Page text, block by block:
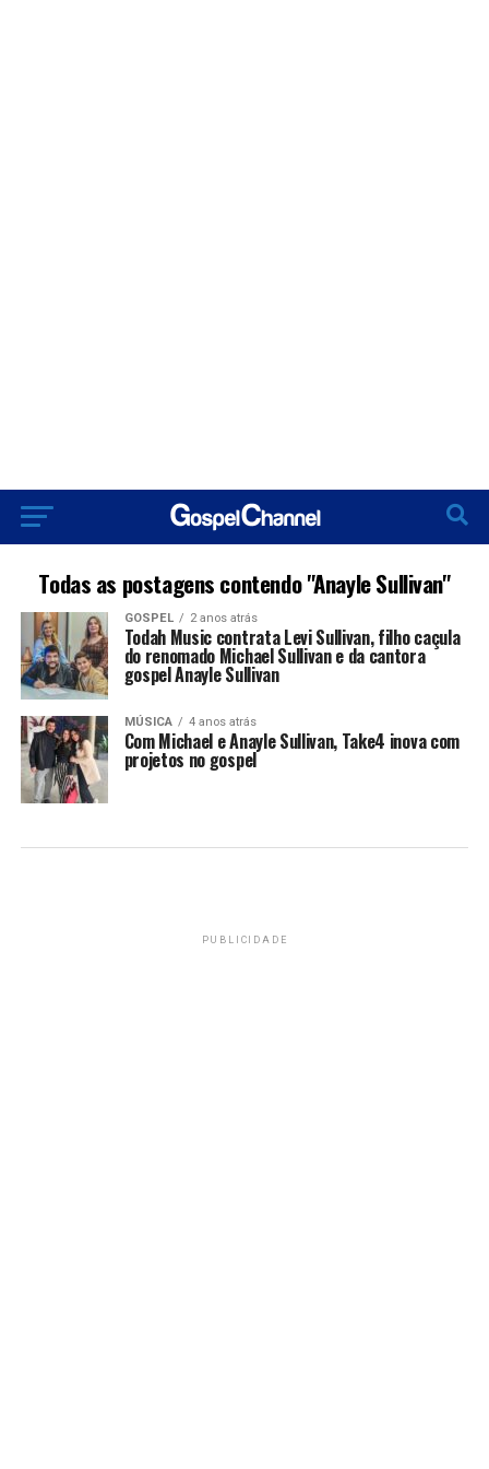
Todas as postagens contendo "Anayle Sullivan"
GOSPEL 2 anos atrás
Todah Music contrata Levi Sullivan, filho caçula
do renomado Michael Sullivan e da cantora
gospel Anayle Sullivan
MÚSICA 4 anos atrás
Com Michael e Anayle Sullivan, Take4 inova com
projetos no gospel
PUBLICIDADE